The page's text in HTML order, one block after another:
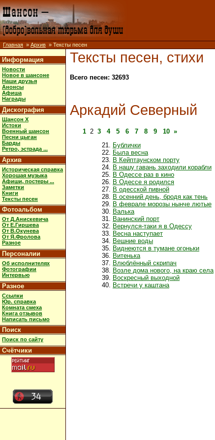
Главная » Архив » Тексты песен
Информация
Новости
Новое в шансоне
Наши друзья
Анонсы
Афиша
Награды
Дискография
Шансон X
Истоки
Военный шансон
Песни цыган
Барды
Ретро, эстрада ...
Архив
Историческая справка
Хорошая музыка
Афиши, постеры ...
Заметки
Книги
Тексты песен
Фотоальбом
От Д.Анискевича
От Е.Гиршева
От В.Окунева
От Я.Фролова
Разное
Персоналии
Об исполнителях
Фотографии
Интервью
Разное
Ссылки
Юр. справка
Комната смеха
Книга отзывов
Написать письмо
Поиск
Поиск по сайту
Счётчики
Тексты песен, стихи
Всего песен: 32693
Аркадий Северный
1 2 3 4 5 6 7 8 9 10 »
Бублички
Была весна
В Кейптаунском порту
В нашу гавань заходили корабли
В Одессе раз в кино
В Одессе я родился
В одесской пивной
В осенний день, бродя как тень
В феврале морозы нынче лютые
Валька
Ванинский порт
Вернулся-таки я в Одессу
Весна наступает
Вешние воды
Виднеются в тумане огоньки
Витенька
Влюблённый скрипач
Возле дома нового, на краю села
Воскресный выходной
Встречи у каштана